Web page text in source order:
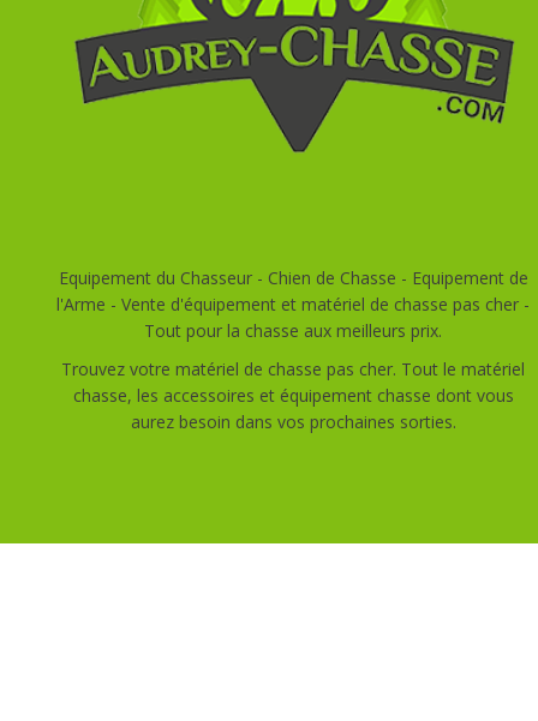
Equipement du Chasseur - Chien de Chasse - Equipement de
l'Arme - Vente d'équipement et matériel de chasse pas cher -
Tout pour la chasse aux meilleurs prix.
Trouvez votre matériel de chasse pas cher. Tout le matériel
chasse, les accessoires et équipement chasse dont vous
aurez besoin dans vos prochaines sorties.